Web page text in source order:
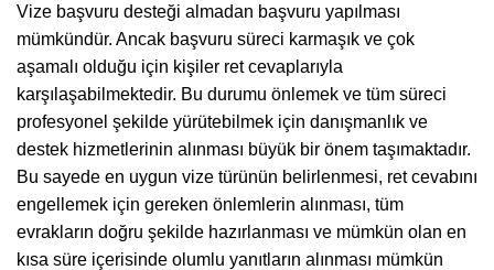
Vize başvuru desteği almadan başvuru yapılması
mümkündür. Ancak başvuru süreci karmaşık ve çok
aşamalı olduğu için kişiler ret cevaplarıyla
karşılaşabilmektedir. Bu durumu önlemek ve tüm süreci
profesyonel şekilde yürütebilmek için danışmanlık ve
destek hizmetlerinin alınması büyük bir önem taşımaktadır.
Bu sayede en uygun vize türünün belirlenmesi, ret cevabını
engellemek için gereken önlemlerin alınması, tüm
evrakların doğru şekilde hazırlanması ve mümkün olan en
kısa süre içerisinde olumlu yanıtların alınması mümkün